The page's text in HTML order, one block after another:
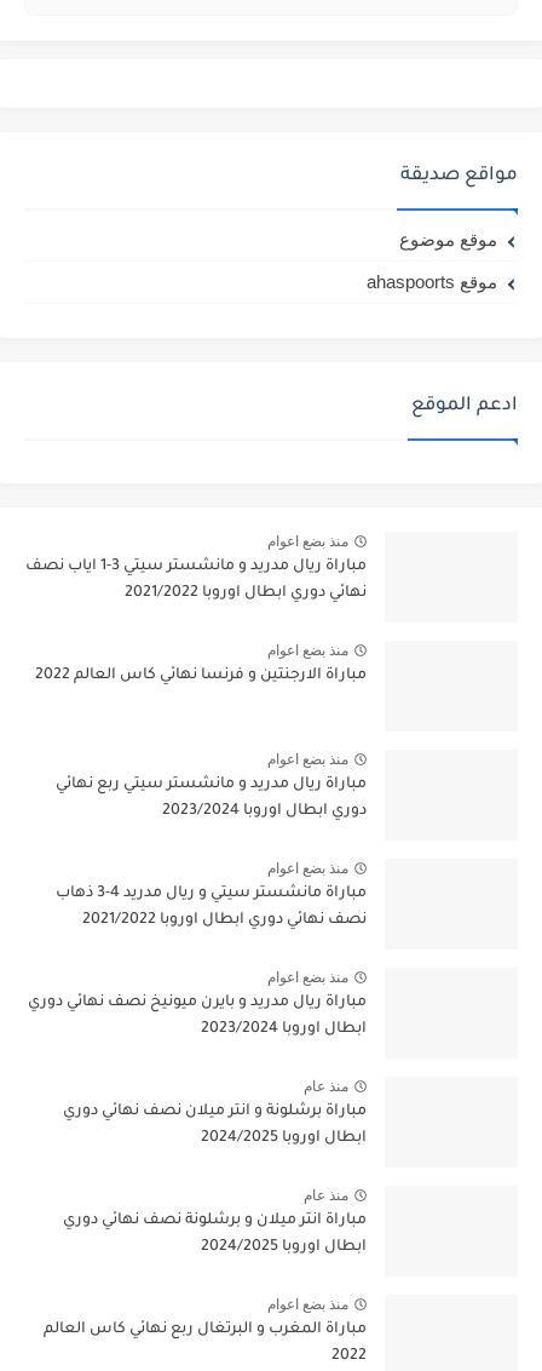
مواقع صديقة
موقع موضوع
موقع ahaspoorts
ادعم الموقع
منذ بضع اعوام
مباراة ريال مدريد و مانشستر سيتي 3-1 اياب نصف
نهائي دوري ابطال اوروبا 2021/2022
منذ بضع اعوام
مباراة الارجنتين و فرنسا نهائي كاس العالم 2022
منذ بضع اعوام
مباراة ريال مدريد و مانشستر سيتي ربع نهائي
دوري ابطال اوروبا 2023/2024
منذ بضع اعوام
مباراة مانشستر سيتي و ريال مدريد 4-3 ذهاب
نصف نهائي دوري ابطال اوروبا 2021/2022
منذ بضع اعوام
مباراة ريال مدريد و بايرن ميونيخ نصف نهائي دوري
ابطال اوروبا 2023/2024
منذ عام
مباراة برشلونة و انتر ميلان نصف نهائي دوري
ابطال اوروبا 2024/2025
منذ عام
مباراة انتر ميلان و برشلونة نصف نهائي دوري
ابطال اوروبا 2024/2025
منذ بضع اعوام
مباراة المغرب و البرتغال ربع نهائي كاس العالم
2022